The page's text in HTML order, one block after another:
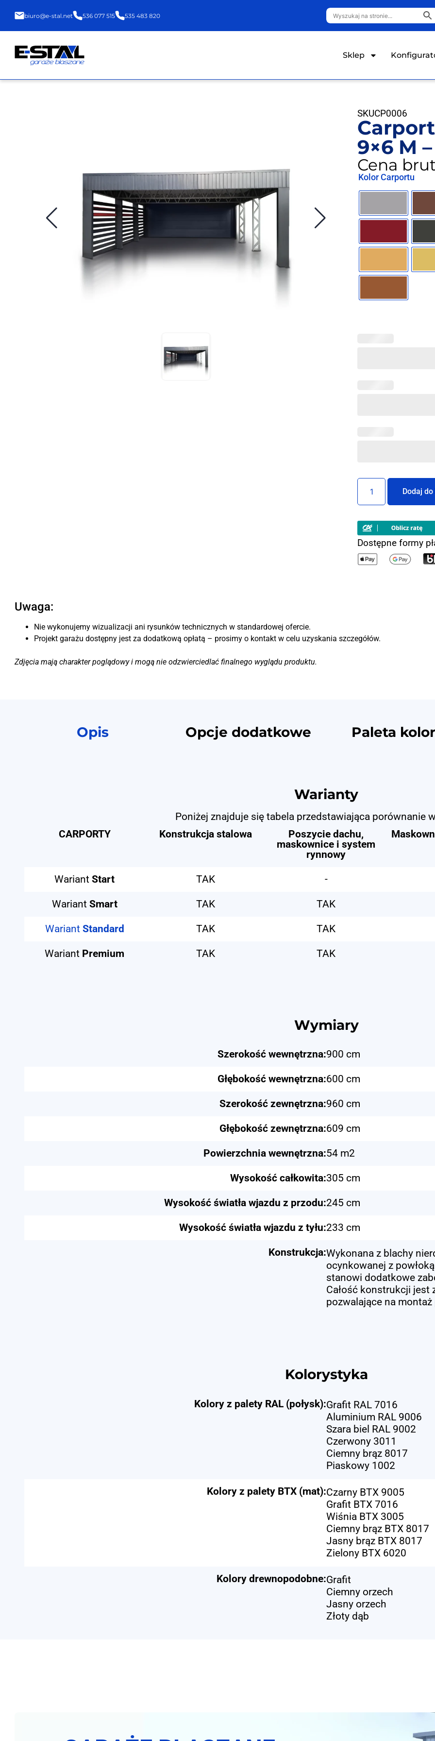
biuro@e-stal.net 536 077 515 535 483 820
Sklep
SKUCP0006
9×6 M
Cena
Kolor Carportu
Dodaj
Dostępne formy
Uwaga:
Nie wykonujemy wizualizacji ani rysunków technicznych w standardowej ofercie.
Projekt garażu dostępny jest za dodatkową opłatą – prosimy o kontakt w celu uzyskania szczegółów.
Zdjęcia mają charakter poglądowy i mogą nie odzwierciedlać finalnego wyglądu produktu.
Opis Opcje dodatkowe Paleta
Warianty
Poniżej znajduje się tabela przedstawiająca porównanie
CARPORTY
Konstrukcja stalowa
Poszycie dachu,
maskownice i system
rynnowy
WariantStart TAK️ -
Wariant Smart TAK️ TAK️
Wariant Standard TAK️ TAK️
Wariant Premium TAK️ TAK️
Wymiary
Szerokość wewnętrzna:900 cm
Głębokość wewnętrzna:600 cm
Szerokość zewnętrzna:960 cm
Głębokość zewnętrzna:609 cm
Powierzchnia wewnętrzna:54 m2
Wysokość całkowita:305 cm
Wysokość światła wjazdu z przodu:245 cm
Wysokość światła wjazdu z tyłu:233 cm
Konstrukcja:Wykonana z blachy
ocynkowanej z
stanowi dodatkowe
Całość konstrukcji jest
pozwalające na
Kolorystyka
Kolory z palety RAL (połysk):Grafit RAL 7016
Aluminium RAL 9006
Szara biel RAL 9002
Czerwony 3011
Ciemny brąz 8017
Piaskowy 1002
Kolory z palety BTX (mat):Czarny BTX 9005
Grafit BTX 7016
Wiśnia BTX 3005
Ciemny brąz BTX 8017
Jasny brąz BTX 8017
Zielony BTX 6020
Kolory drewnopodobne:Grafit
Ciemny orzech
Jasny orzech
Złoty dąb